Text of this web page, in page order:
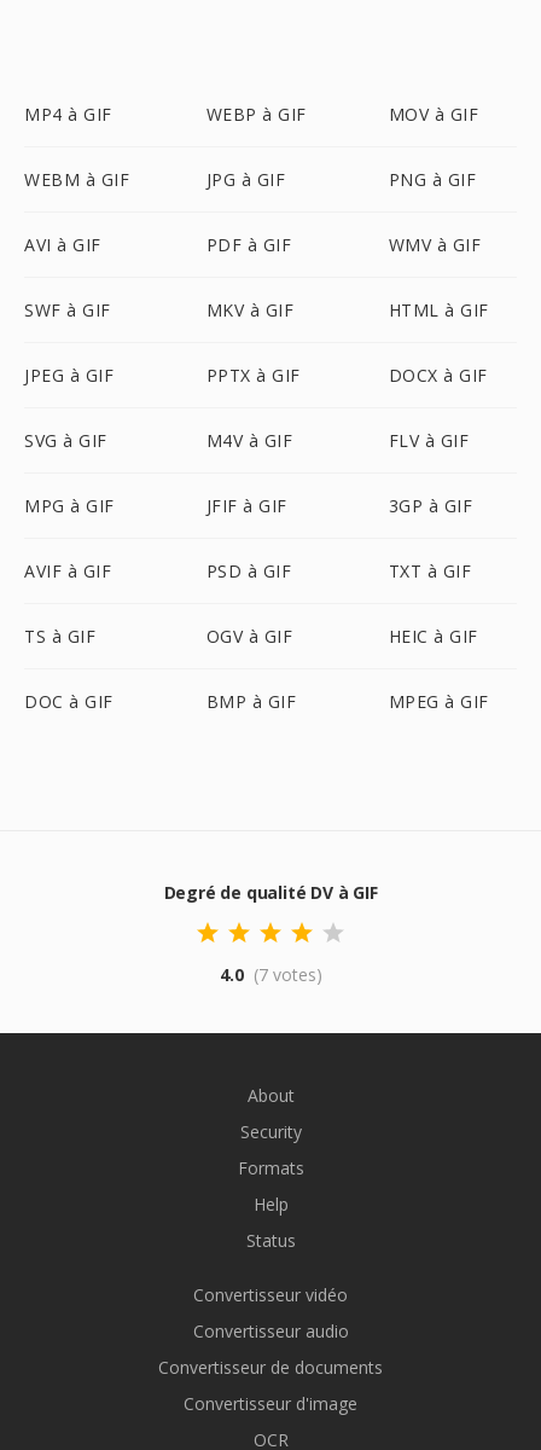
MP4 à GIF WEBP à GIF MOV à GIF
WEBM à GIF JPG à GIF PNG à GIF
AVI à GIF PDF à GIF WMV à GIF
SWF à GIF MKV à GIF HTML à GIF
JPEG à GIF PPTX à GIF DOCX à GIF
SVG à GIF M4V à GIF FLV à GIF
MPG à GIF JFIF à GIF 3GP à GIF
AVIF à GIF PSD à GIF TXT à GIF
TS à GIF OGV à GIF HEIC à GIF
DOC à GIF BMP à GIF MPEG à GIF
Degré de qualité DV à GIF
4.0 (7 votes)
About
Security
Formats
Help
Status
Convertisseur vidéo
Convertisseur audio
Convertisseur de documents
Convertisseur d'image
OCR